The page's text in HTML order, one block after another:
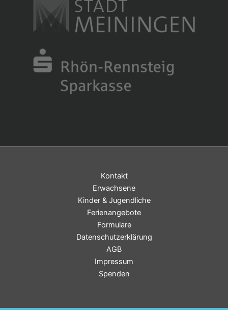
Kontakt
Erwachsene
Kinder & Jugendliche
Ferienangebote
Formulare
Datenschutzerklärung
AGB
Impressum
Spenden